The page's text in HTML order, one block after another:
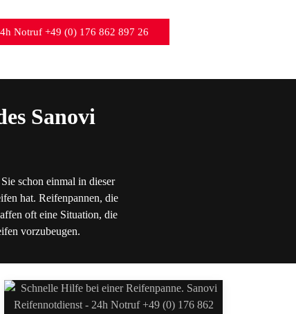
Notruf +49 (0) 176 862 897 26
Sanovi
schon einmal in dieser
hat. Reifenpannen, die
oft eine Situation, die
vorzubeugen.